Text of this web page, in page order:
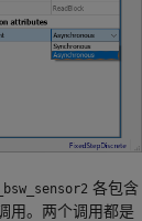
各包含
用。两个调用都是